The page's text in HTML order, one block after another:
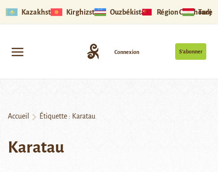
Kazakhstan Kirghizstan Ouzbékistan Région Ouïghoure
S’abonner
Connexion
Accueil Étiquette : Karatau
Karatau